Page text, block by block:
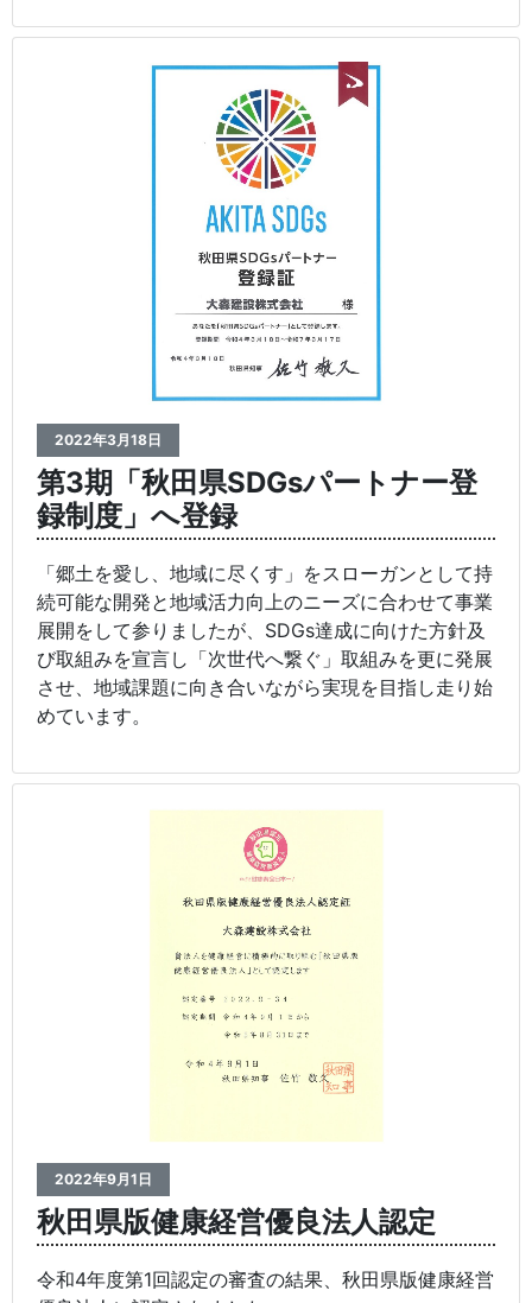
2022年3月18日
第3期「秋田県SDGsパートナー登
録制度」へ登録
「郷土を愛し、地域に尽くす」をスローガンとして持
続可能な開発と地域活力向上のニーズに合わせて事業
展開をして参りましたが、SDGs達成に向けた方針及
び取組みを宣言し「次世代へ繋ぐ」取組みを更に発展
させ、地域課題に向き合いながら実現を目指し走り始
めています。
2022年9月1日
秋田県版健康経営優良法人認定
令和4年度第1回認定の審査の結果、秋田県版健康経営